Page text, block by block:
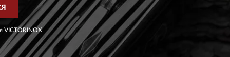
VICTORINOX